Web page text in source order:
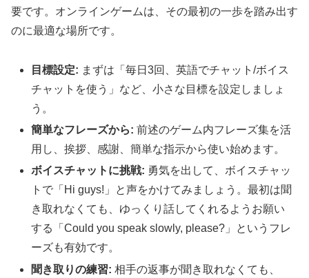
要です。オンラインゲームは、その最初の一歩を踏み出す
のに最適な場所です。
目標設定: まずは「毎日3回、英語でチャット/ボイス
チャットを使う」など、小さな目標を設定しましょ
う。
簡単なフレーズから: 前述のゲーム内フレーズ集を活
用し、挨拶、感謝、簡単な指示から使い始めます。
ボイスチャットに挑戦: 勇気を出して、ボイスチャッ
トで「Hi guys!」と声をかけてみましょう。最初は聞
き取れなくても、ゆっくり話してくれるようお願い
する「Could you speak slowly, please?」というフレ
ーズも有効です。
聞き取りの練習: 相手の返事が聞き取れなくても、